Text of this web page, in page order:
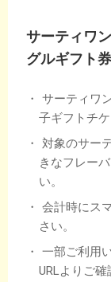
サーティワ
グルギフト
サーティワ
子ギフトチケ
対象のサー
きなフレー
い。
会計時にス
さい。
一部ご利用
URLよりご確